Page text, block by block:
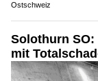
Ostschweiz
Solothurn
mit